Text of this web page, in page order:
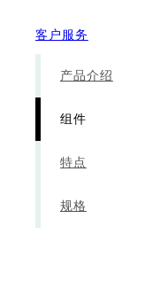
客户服务
产品介绍
组件
特点
规格